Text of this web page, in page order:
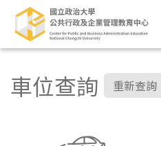
車位查詢 重新查詢